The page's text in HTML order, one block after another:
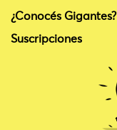
¿Conocés Gigantes?
Suscripciones